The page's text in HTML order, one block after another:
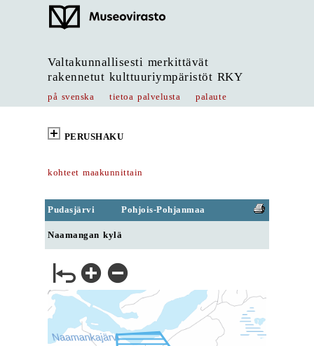
Valtakunnallisesti merkittävät
rakennetut kulttuuriympäristöt RKY
på svenska tietoa palvelusta palaute
PERUSHAKU
kohteet maakunnittain
Pudasjärvi Pohjois-Pohjanmaa
Naamangan kylä